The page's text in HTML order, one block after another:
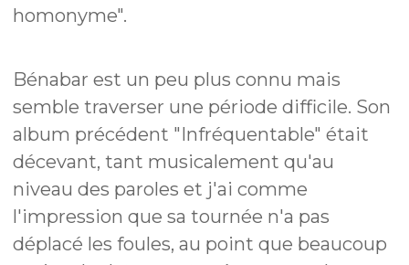
homonyme".
Bénabar est un peu plus connu mais
semble traverser une période difficile. Son
album précédent "Infréquentable" était
décevant, tant musicalement qu'au
niveau des paroles et j'ai comme
l'impression que sa tournée n'a pas
déplacé les foules, au point que beaucoup